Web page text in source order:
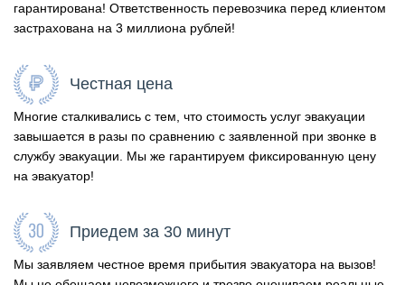
гарантирована! Ответственность перевозчика перед клиентом
застрахована на 3 миллиона рублей!
Честная цена
Многие сталкивались с тем, что стоимость услуг эвакуации
завышается в разы по сравнению с заявленной при звонке в
службу эвакуации. Мы же гарантируем фиксированную цену
на эвакуатор!
Приедем за 30 минут
Мы заявляем честное время прибытия эвакуатора на вызов!